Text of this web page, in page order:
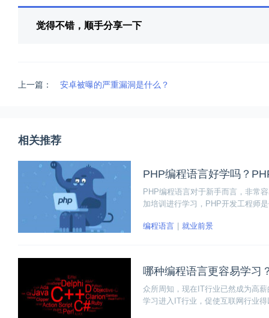
觉得不错，顺手分享一下
上一篇： 安卓被曝的严重漏洞是什么？
相关推荐
PHP编程语言好学吗？
PHP编程语言对于新手而言，非常
加培训进行学习，PHP开发工程师
力了。
编程语言 就业前景
哪种编程语言更容易学习
众所周知，现在IT行业已然成为高
学习进入IT行业，促使互联网行业